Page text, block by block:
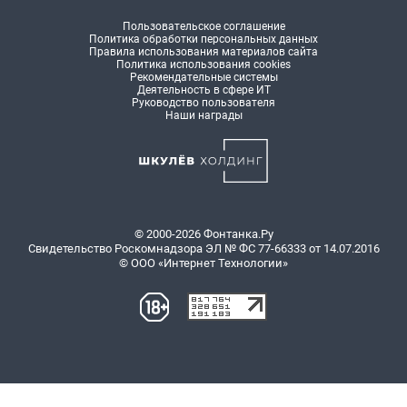
Пользовательское соглашение
Политика обработки персональных данных
Правила использования материалов сайта
Политика использования cookies
Рекомендательные системы
Деятельность в сфере ИТ
Руководство пользователя
Наши награды
© 2000-2026 Фонтанка.Ру
Свидетельство Роскомнадзора ЭЛ № ФС 77-66333 от 14.07.2016
© ООО «Интернет Технологии»